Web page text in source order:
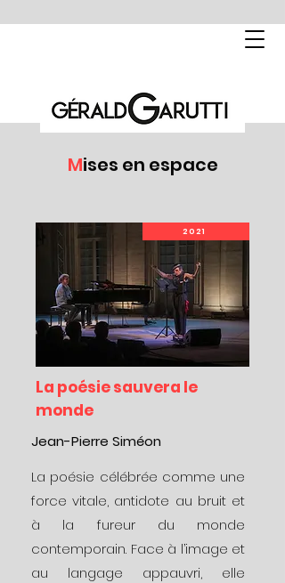
Mises en espace
2021
La poésie sauvera le
monde
Jean-Pierre Siméon
La poésie célébrée comme une
force vitale, antidote au bruit et
à la fureur du monde
contemporain. Face à l’image et
au langage appauvri, elle